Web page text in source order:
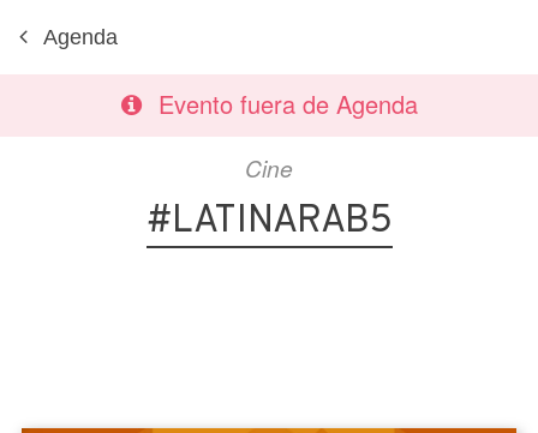
Agenda
Evento fuera de Agenda
Cine
#LATINARAB5